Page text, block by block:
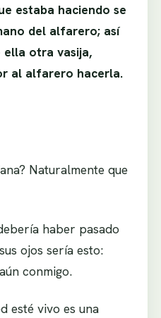
estaba haciendo se
del alfarero; así
ella otra vasija,
al alfarero hacerla.
Naturalmente que
haber pasado
ojos sería esto:
conmigo.
esté vivo es una